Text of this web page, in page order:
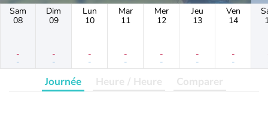
Sam
08
-
-
Dim
09
-
-
Lun
10
-
-
Mar
11
-
-
Mer
12
-
-
Jeu
13
-
-
Ven
14
-
-
Journée Heure / Heure Comparer